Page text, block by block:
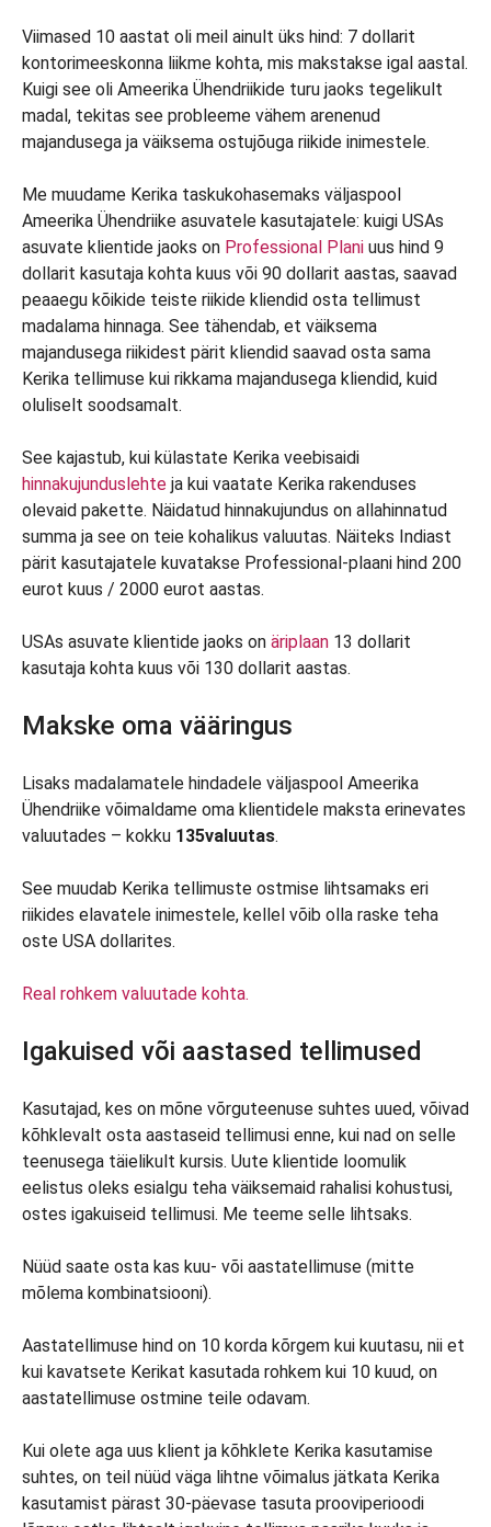
Viimased 10 aastat oli meil ainult üks hind: 7 dollarit
kontorimeeskonna liikme kohta, mis makstakse igal aastal.
Kuigi see oli Ameerika Ühendriikide turu jaoks tegelikult
madal, tekitas see probleeme vähem arenenud
majandusega ja väiksema ostujõuga riikide inimestele.
Me muudame Kerika taskukohasemaks väljaspool
Ameerika Ühendriike asuvatele kasutajatele: kuigi USAs
asuvate klientide jaoks on Professional Plani uus hind 9
dollarit kasutaja kohta kuus või 90 dollarit aastas, saavad
peaaegu kõikide teiste riikide kliendid osta tellimust
madalama hinnaga. See tähendab, et väiksema
majandusega riikidest pärit kliendid saavad osta sama
Kerika tellimuse kui rikkama majandusega kliendid, kuid
oluliselt soodsamalt.
See kajastub, kui külastate Kerika veebisaidi
hinnakujunduslehte ja kui vaatate Kerika rakenduses
olevaid pakette. Näidatud hinnakujundus on allahinnatud
summa ja see on teie kohalikus valuutas. Näiteks Indiast
pärit kasutajatele kuvatakse Professional-plaani hind 200
eurot kuus / 2000 eurot aastas.
USAs asuvate klientide jaoks on äriplaan 13 dollarit
kasutaja kohta kuus või 130 dollarit aastas.
Makske oma vääringus
Lisaks madalamatele hindadele väljaspool Ameerika
Ühendriike võimaldame oma klientidele maksta erinevates
valuutades – kokku 135valuutas.
See muudab Kerika tellimuste ostmise lihtsamaks eri
riikides elavatele inimestele, kellel võib olla raske teha
oste USA dollarites.
Real rohkem valuutade kohta.
Igakuised või aastased tellimused
Kasutajad, kes on mõne võrguteenuse suhtes uued, võivad
kõhklevalt osta aastaseid tellimusi enne, kui nad on selle
teenusega täielikult kursis. Uute klientide loomulik
eelistus oleks esialgu teha väiksemaid rahalisi kohustusi,
ostes igakuiseid tellimusi. Me teeme selle lihtsaks.
Nüüd saate osta kas kuu- või aastatellimuse (mitte
mõlema kombinatsiooni).
Aastatellimuse hind on 10 korda kõrgem kui kuutasu, nii et
kui kavatsete Kerikat kasutada rohkem kui 10 kuud, on
aastatellimuse ostmine teile odavam.
Kui olete aga uus klient ja kõhklete Kerika kasutamise
suhtes, on teil nüüd väga lihtne võimalus jätkata Kerika
kasutamist pärast 30-päevase tasuta prooviperioodi